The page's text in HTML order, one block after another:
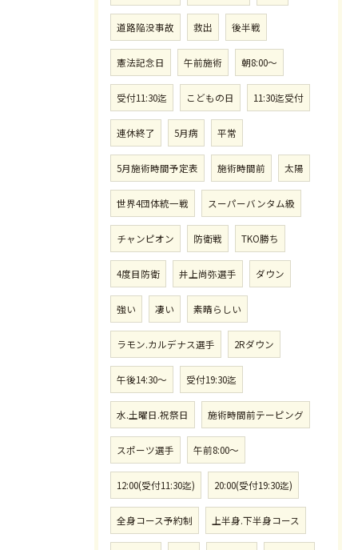
道路陥没事故 救出 後半戦
憲法記念日 午前施術 朝8:00〜
受付11:30迄 こどもの日 11:30迄受付
連休終了 5月病 平常
5月施術時間予定表 施術時間前 太陽
世界4団体統一戦 スーパーバンタム級
チャンピオン 防衛戦 TKO勝ち
4度目防衛 井上尚弥選手 ダウン
強い 凄い 素晴らしい
ラモン.カルデナス選手 2Rダウン
午後14:30〜 受付19:30迄
水.土曜日.祝祭日 施術時間前テーピング
スポーツ選手 午前8:00〜
12:00(受付11:30迄) 20:00(受付19:30迄)
全身コース予約制 上半身.下半身コース